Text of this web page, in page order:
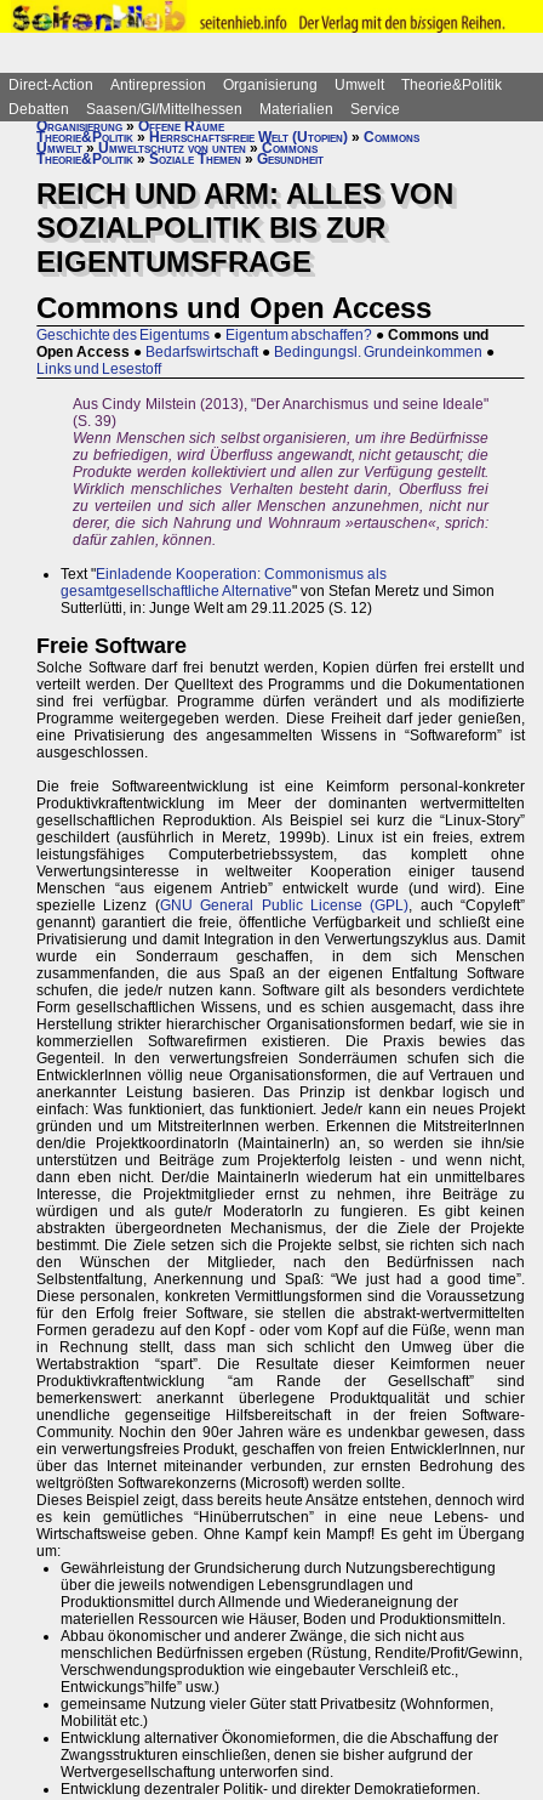
Direct-Action Antirepression Organisierung Umwelt
Theorie&Politik
Debatten
Saasen/GI/Mittelhessen Materialien
Service
Organisierung»Offene Räume
Theorie&Politik » Herrschaftsfreie Welt (Utopien) » Commons
Umwelt » Umweltschutz von unten » Commons
Theorie&Politik » Soziale Themen » Gesundheit
REICH UND ARM: ALLES VON
SOZIALPOLITIK BIS ZUR
EIGENTUMSFRAGE
Commons und Open Access
Geschichte des Eigentums ● Eigentum abschaffen? ● Commons und
Open Access ● Bedarfswirtschaft ● Bedingungsl. Grundeinkommen ●
Links und Lesestoff
Aus Cindy Milstein (2013), "Der Anarchismus und seine Ideale"
(S. 39)
Wenn Menschen sich selbst organisieren, um ihre Bedürfnisse
zu befriedigen, wird Überfluss angewandt, nicht getauscht; die
Produkte werden kollektiviert und allen zur Verfügung gestellt.
Wirklich menschliches Verhalten besteht darin, Oberfluss frei
zu verteilen und sich aller Menschen anzunehmen, nicht nur
derer, die sich Nahrung und Wohnraum »ertauschen«, sprich:
dafür zahlen, können.
Text "Einladende Kooperation: Commonismus als
gesamtgesellschaftliche Alternative" von Stefan Meretz und Simon
Sutterlütti, in: Junge Welt am 29.11.2025 (S. 12)
Freie Software
Solche Software darf frei benutzt werden, Kopien dürfen frei erstellt und
verteilt werden. Der Quelltext des Programms und die Dokumentationen
sind frei verfügbar. Programme dürfen verändert und als modifizierte
Programme weitergegeben werden. Diese Freiheit darf jeder genießen,
eine Privatisierung des angesammelten Wissens in “Softwareform” ist
ausgeschlossen.
Die freie Softwareentwicklung ist eine Keimform personal-konkreter
Produktivkraftentwicklung im Meer der dominanten wertvermittelten
gesellschaftlichen Reproduktion. Als Beispiel sei kurz die “Linux-Story”
geschildert (ausführlich in Meretz, 1999b). Linux ist ein freies, extrem
leistungsfähiges Computerbetriebssystem, das komplett ohne
Verwertungsinteresse in weltweiter Kooperation einiger tausend
Menschen “aus eigenem Antrieb” entwickelt wurde (und wird). Eine
spezielle Lizenz (GNU General Public License (GPL), auch “Copyleft”
genannt) garantiert die freie, öffentliche Verfügbarkeit und schließt eine
Privatisierung und damit Integration in den Verwertungszyklus aus. Damit
wurde ein Sonderraum geschaffen, in dem sich Menschen
zusammenfanden, die aus Spaß an der eigenen Entfaltung Software
schufen, die jede/r nutzen kann. Software gilt als besonders verdichtete
Form gesellschaftlichen Wissens, und es schien ausgemacht, dass ihre
Herstellung strikter hierarchischer Organisationsformen bedarf, wie sie in
kommerziellen Softwarefirmen existieren. Die Praxis bewies das
Gegenteil. In den verwertungsfreien Sonderräumen schufen sich die
EntwicklerInnen völlig neue Organisationsformen, die auf Vertrauen und
anerkannter Leistung basieren. Das Prinzip ist denkbar logisch und
einfach: Was funktioniert, das funktioniert. Jede/r kann ein neues Projekt
gründen und um MitstreiterInnen werben. Erkennen die MitstreiterInnen
den/die ProjektkoordinatorIn (MaintainerIn) an, so werden sie ihn/sie
unterstützen und Beiträge zum Projekterfolg leisten - und wenn nicht,
dann eben nicht. Der/die MaintainerIn wiederum hat ein unmittelbares
Interesse, die Projektmitglieder ernst zu nehmen, ihre Beiträge zu
würdigen und als gute/r ModeratorIn zu fungieren. Es gibt keinen
abstrakten übergeordneten Mechanismus, der die Ziele der Projekte
bestimmt. Die Ziele setzen sich die Projekte selbst, sie richten sich nach
den Wünschen der Mitglieder, nach den Bedürfnissen nach
Selbstentfaltung, Anerkennung und Spaß: “We just had a good time”.
Diese personalen, konkreten Vermittlungsformen sind die Voraussetzung
für den Erfolg freier Software, sie stellen die abstrakt-wertvermittelten
Formen geradezu auf den Kopf - oder vom Kopf auf die Füße, wenn man
in Rechnung stellt, dass man sich schlicht den Umweg über die
Wertabstraktion “spart”. Die Resultate dieser Keimformen neuer
Produktivkraftentwicklung “am Rande der Gesellschaft” sind
bemerkenswert: anerkannt überlegene Produktqualität und schier
unendliche gegenseitige Hilfsbereitschaft in der freien Software-
Community. Nochin den 90er Jahren wäre es undenkbar gewesen, dass
ein verwertungsfreies Produkt, geschaffen von freien EntwicklerInnen, nur
über das Internet miteinander verbunden, zur ernsten Bedrohung des
weltgrößten Softwarekonzerns (Microsoft) werden sollte.
Dieses Beispiel zeigt, dass bereits heute Ansätze entstehen, dennoch wird
es kein gemütliches “Hinüberrutschen” in eine neue Lebens- und
Wirtschaftsweise geben. Ohne Kampf kein Mampf! Es geht im Übergang
um:
Gewährleistung der Grundsicherung durch Nutzungsberechtigung
über die jeweils notwendigen Lebensgrundlagen und
Produktionsmittel durch Allmende und Wiederaneignung der
materiellen Ressourcen wie Häuser, Boden und Produktionsmitteln.
Abbau ökonomischer und anderer Zwänge, die sich nicht aus
menschlichen Bedürfnissen ergeben (Rüstung, Rendite/Profit/Gewinn,
Verschwendungsproduktion wie eingebauter Verschleiß etc.,
Entwickungs”hilfe” usw.)
gemeinsame Nutzung vieler Güter statt Privatbesitz (Wohnformen,
Mobilität etc.)
Entwicklung alternativer Ökonomieformen, die die Abschaffung der
Zwangsstrukturen einschließen, denen sie bisher aufgrund der
Wertvergesellschaftung unterworfen sind.
Entwicklung dezentraler Politik- und direkter Demokratieformen.